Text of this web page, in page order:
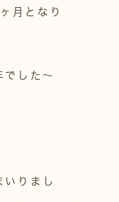
月となり
でした～
いりまし